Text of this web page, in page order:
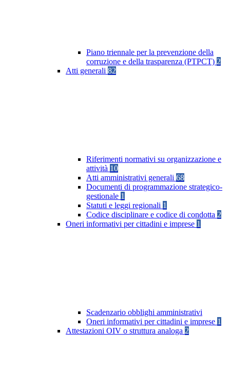
Piano triennale per la prevenzione della
corruzione e della trasparenza (PTPCT) 2
Atti generali 82
Riferimenti normativi su organizzazione e
attività 10
Atti amministrativi generali 68
Documenti di programmazione strategico-
gestionale 1
Statuti e leggi regionali 1
Codice disciplinare e codice di condotta 2
Oneri informativi per cittadini e imprese 1
Scadenzario obblighi amministrativi
Oneri informativi per cittadini e imprese 1
Attestazioni OIV o struttura analoga 2